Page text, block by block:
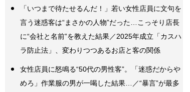
「いつまで待たせるんだ！」若い女性店員に文句を
言う迷惑客は“まさかの人物”だった…こっそり店長
に“会社と名前”を教えた結果／2025年成立「カスハ
ラ防止法」、変わりつつあるお店と客の関係
女性店員に怒鳴る“50代の男性客”。「迷惑だからや
めろ」作業服の男が一喝した結果…／“暴言”が最多